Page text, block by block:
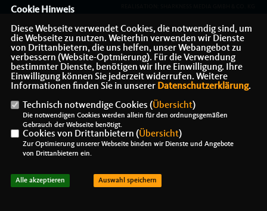
Cookie Hinweis
Diese Webseite verwendet Cookies, die notwendig sind, um
die Webseite zu nutzen. Weiterhin verwenden wir Dienste
von Drittanbietern, die uns helfen, unser Webangebot zu
verbessern (Website-Optmierung). Für die Verwendung
bestimmter Dienste, benötigen wir Ihre Einwilligung. Ihre
Einwilligung können Sie jederzeit widerrufen. Weitere
Informationen finden Sie in unserer Datenschutzerklärung.
Technisch notwendige Cookies (Übersicht)
Die notwendigen Cookies werden allein für den ordnungsgemäßen
Gebrauch der Webseite benötigt.
Cookies von Drittanbietern (Übersicht)
Zur Optimierung unserer Webseite binden wir Dienste und Angebote
von Drittanbietern ein.
Alle akzeptieren Auswahl speichern